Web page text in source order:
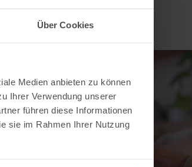
Über Cookies
Medien anbieten zu können
Ihrer Verwendung unserer
führen diese Informationen
sie im Rahmen Ihrer Nutzung